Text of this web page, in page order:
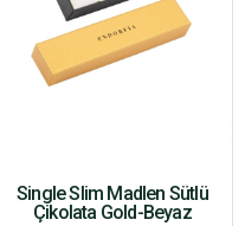
Single Slim Madlen Sütlü
Çikolata Gold-Beyaz